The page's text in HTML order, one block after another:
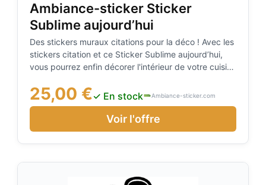
Ambiance-sticker Sticker
Sublime aujourd’hui
Des stickers muraux citations pour la déco ! Avec les
stickers citation et ce Sticker Sublime aujourd’hui,
vous pourrez enfin décorer l'intérieur de votre cuisine
autocollant déco ? Ces stickers proverbes d'hommes
célèbres seront parfait pour les murs de
25,00 €✓ En stock Ambiance-sticker.com
Voir l'offre